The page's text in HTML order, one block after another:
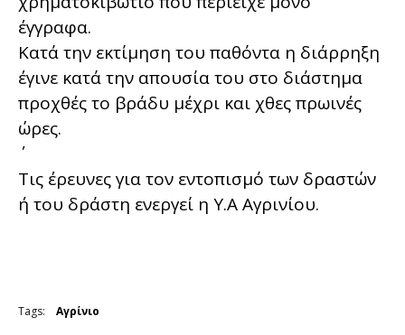
έγγραφα.
Κατά την εκτίμηση του παθόντα η διάρρηξη
έγινε κατά την απουσία του στο διάστημα
προχθές το βράδυ μέχρι και χθες πρωινές
ώρες.
Τις έρευνες για τον εντοπισμό των δραστών
ή του δράστη ενεργεί η Υ.Α Αγρινίου.
Tags: Αγρίνιο